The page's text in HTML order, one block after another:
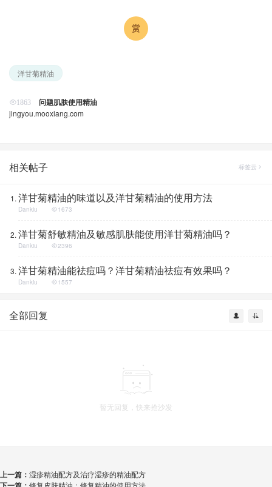
洋甘菊精油
1863 问题肌肤使用精油
jingyou.mooxiang.com
相关帖子 标签云
洋甘菊精油的味道以及洋甘菊精油的使用方法
Dankiu 1673
洋甘菊舒敏精油及敏感肌肤能使用洋甘菊精油吗？
Dankiu 2396
洋甘菊精油能祛痘吗？洋甘菊精油祛痘有效果吗？
Dankiu 1557
全部回复
暂无回复，快来抢沙发
上一篇： 湿疹精油配方及治疗湿疹的精油配方
修复皮肤精油：修复精油的使用方法